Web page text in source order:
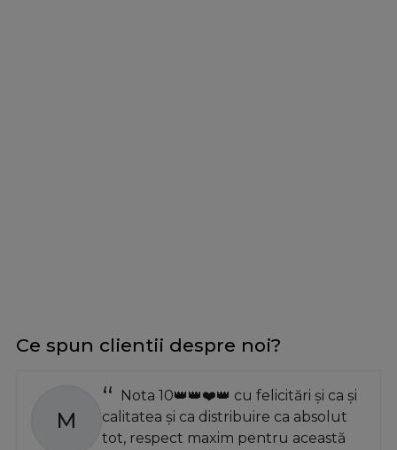
Ce spun clientii despre noi?
M
Nota 10👑👑❤️👑 cu felicitări și ca și
calitatea și ca distribuire ca absolut
tot, respect maxim pentru această